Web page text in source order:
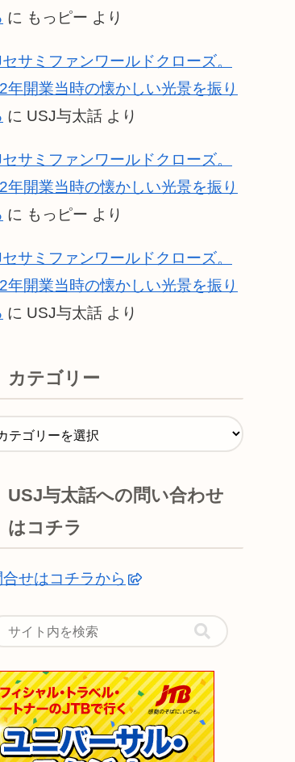
に もっピー より
サミファンワールドクローズ。
年開業当時の懐かしい光景を振り
に USJ与太話 より
サミファンワールドクローズ。
年開業当時の懐かしい光景を振り
に もっピー より
サミファンワールドクローズ。
年開業当時の懐かしい光景を振り
に USJ与太話 より
カテゴリー
USJ与太話への問い合わせ
はコチラ
合せはコチラから